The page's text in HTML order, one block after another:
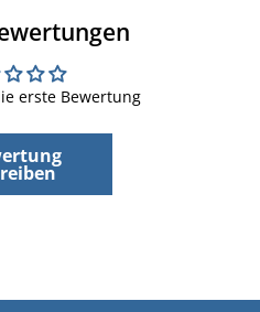
erste Bewertung